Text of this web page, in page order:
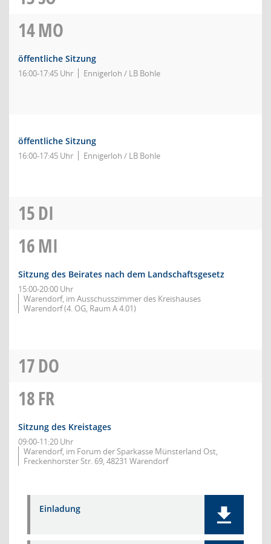
14MO
öffentliche Sitzung
16:00-17:45 Uhr Ennigerloh / LB Bohle
öffentliche Sitzung
16:00-17:45 Uhr Ennigerloh / LB Bohle
15DI
16MI
Sitzung des Beirates nach dem Landschaftsgesetz
15:00-20:00 Uhr
Warendorf, im Ausschusszimmer des Kreishauses
Warendorf (4. OG, Raum A 4.01)
17DO
18FR
Sitzung des Kreistages
09:00-11:20 Uhr
Warendorf, im Forum der Sparkasse Münsterland Ost,
Freckenhorster Str. 69, 48231 Warendorf
Einladung